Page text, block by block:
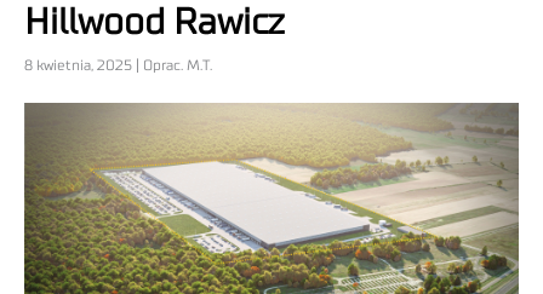
Hillwood Rawicz
8 kwietnia, 2025 | Oprac. M.T.